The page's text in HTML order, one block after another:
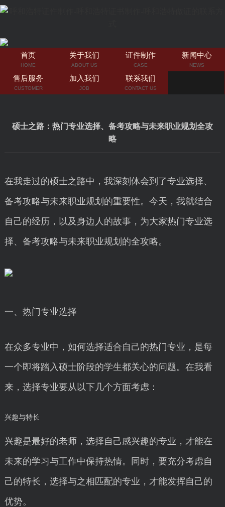
首页
HOME
关于我们
ABOUT US
证件制作
CASE
新闻中心
NEWS
售后服务
CUSTOMER
加入我们
JOB
联系我们
CONTACT US
硕士之路：热门专业选择、备考攻略与未来职业规划全攻
略
在我走过的硕士之路中，我深刻体会到了专业选择、
备考攻略与未来职业规划的重要性。今天，我就结合
自己的经历，以及身边人的故事，为大家热门专业选
择、备考攻略与未来职业规划的全攻略。
一、热门专业选择
在众多专业中，如何选择适合自己的热门专业，是每
一个即将踏入硕士阶段的学生都关心的问题。在我看
来，选择专业要从以下几个方面考虑：
兴趣与特长
兴趣是最好的老师，选择自己感兴趣的专业，才能在
未来的学习与工作中保持热情。同时，要充分考虑自
己的特长，选择与之相匹配的专业，才能发挥自己的
优势。